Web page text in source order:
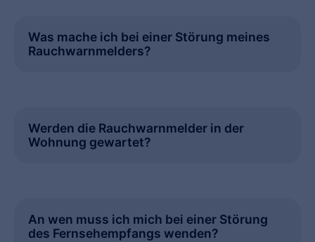
Was mache ich bei einer Störung meines
Rauchwarnmelders?
Werden die Rauchwarnmelder in der
Wohnung gewartet?
An wen muss ich mich bei einer Störung
des Fernsehempfangs wenden?